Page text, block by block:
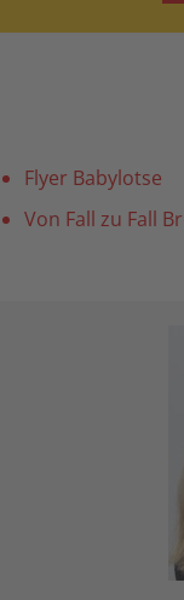
Flyer Babylotse
Von Fall zu Fall